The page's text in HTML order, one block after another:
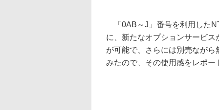
「0AB～J」番号を利用した
に、新たなオプションサービ
が可能で、さらには別売なが
みたので、その使用感をレポー